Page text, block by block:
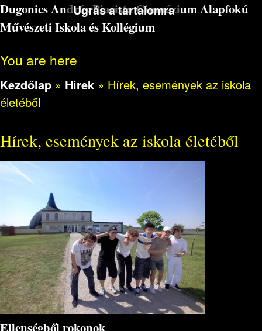
Ugrás a tartalomra
Dugonics András Piarista Gimnázium Alapfokú
Művészeti Iskola és Kollégium
You are here
Kezdőlap » Hirek » Hírek, események az iskola
életéből
Hírek, események az iskola életéből
Ellenségből rokonok